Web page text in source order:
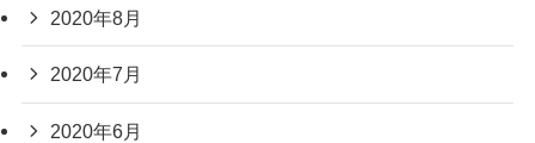
2020年8月
2020年7月
2020年6月